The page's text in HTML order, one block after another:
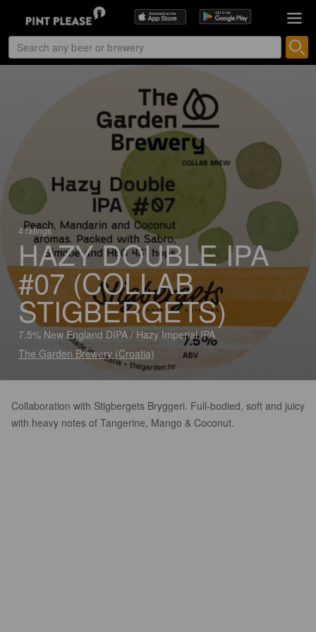
4 ratings
HAZY DOUBLE IPA
#07 (COLLAB
STIGBERGETS)
7.5% New England DIPA / Hazy Imperial IPA
The Garden Brewery (Croatia)
Collaboration with Stigbergets Bryggeri. Full-bodied, soft and juicy
with heavy notes of Tangerine, Mango & Coconut.